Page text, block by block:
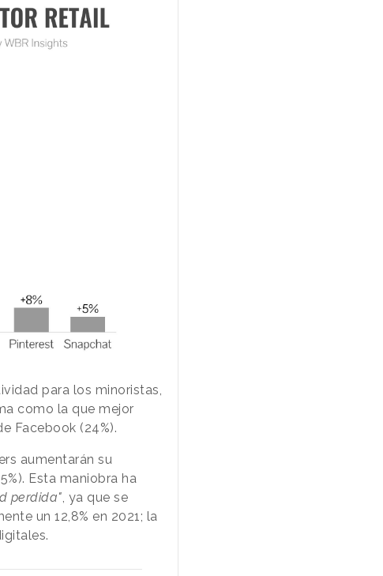
para los minoristas,
como la que mejor
Facebook (24%).
aumentarán su
Esta maniobra ha
perdida" , ya que se
un 12,8% en 2021; la